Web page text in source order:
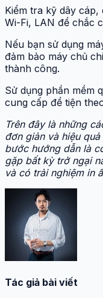
Kiểm tra kỹ dây
Wi-Fi, LAN để chắc
Nếu bạn sử dụng
đảm bảo máy chủ
thành công.
Sử dụng phần mềm
cung cấp để tiện
Trên đây là những
đơn giản và hiệu
bước hướng dẫn là
gặp bất kỳ trở ngại
và có trải nghiệm in
Tác giả bài viết